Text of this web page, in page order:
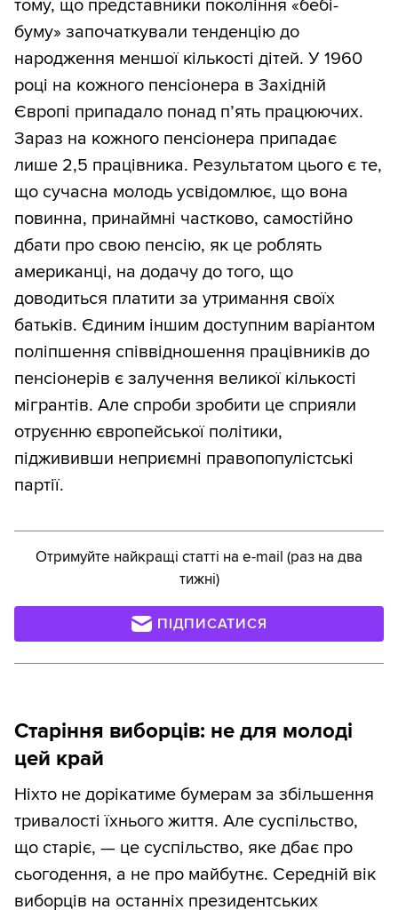
тому, що представники покоління «бебі-
буму» започаткували тенденцію до
народження меншої кількості дітей. У 1960
році на кожного пенсіонера в Західній
Європі припадало понад п’ять працюючих.
Зараз на кожного пенсіонера припадає
лише 2,5 працівника. Результатом цього є те,
що сучасна молодь усвідомлює, що вона
повинна, принаймні частково, самостійно
дбати про свою пенсію, як це роблять
американці, на додачу до того, що
доводиться платити за утримання своїх
батьків. Єдиним іншим доступним варіантом
поліпшення співвідношення працівників до
пенсіонерів є залучення великої кількості
мігрантів. Але спроби зробити це сприяли
отруєнню європейської політики,
піджививши неприємні правопопулістські
партії.
Отримуйте найкращі статті на e-mail (раз на два
тижні)
ПІДПИСАТИСЯ
Старіння виборців: не для молоді
цей край
Ніхто не дорікатиме бумерам за збільшення
тривалості їхнього життя. Але суспільство,
що старіє, — це суспільство, яке дбає про
сьогодення, а не про майбутнє. Середній вік
виборців на останніх президентських